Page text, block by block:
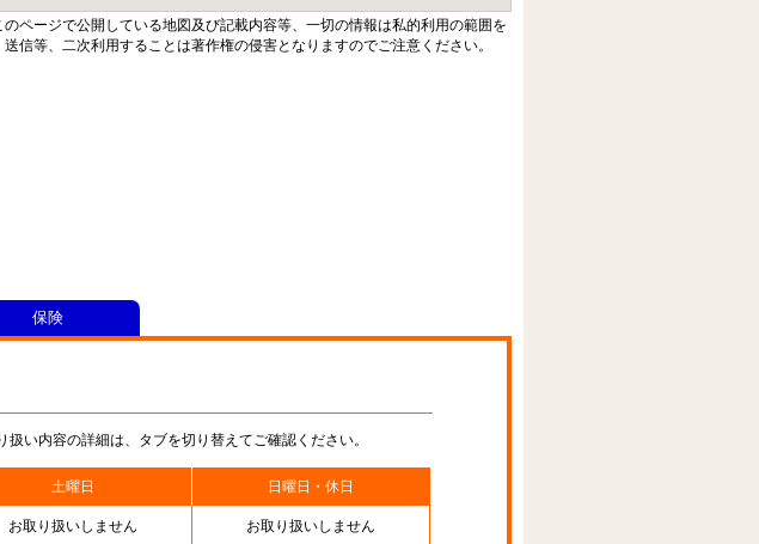
のページで公開している地図及び記載内容等、一切の情報は私的利用の範囲を
信等、二次利用することは著作権の侵害となりますのでご注意ください。
い内容の詳細は、タブを切り替えてご確認ください。
土曜日 日曜日・休日
お取り扱いしません お取り扱いしません
保険